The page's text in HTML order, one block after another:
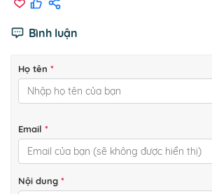
Bình luận
Họ tên *
Email *
Nội dung *